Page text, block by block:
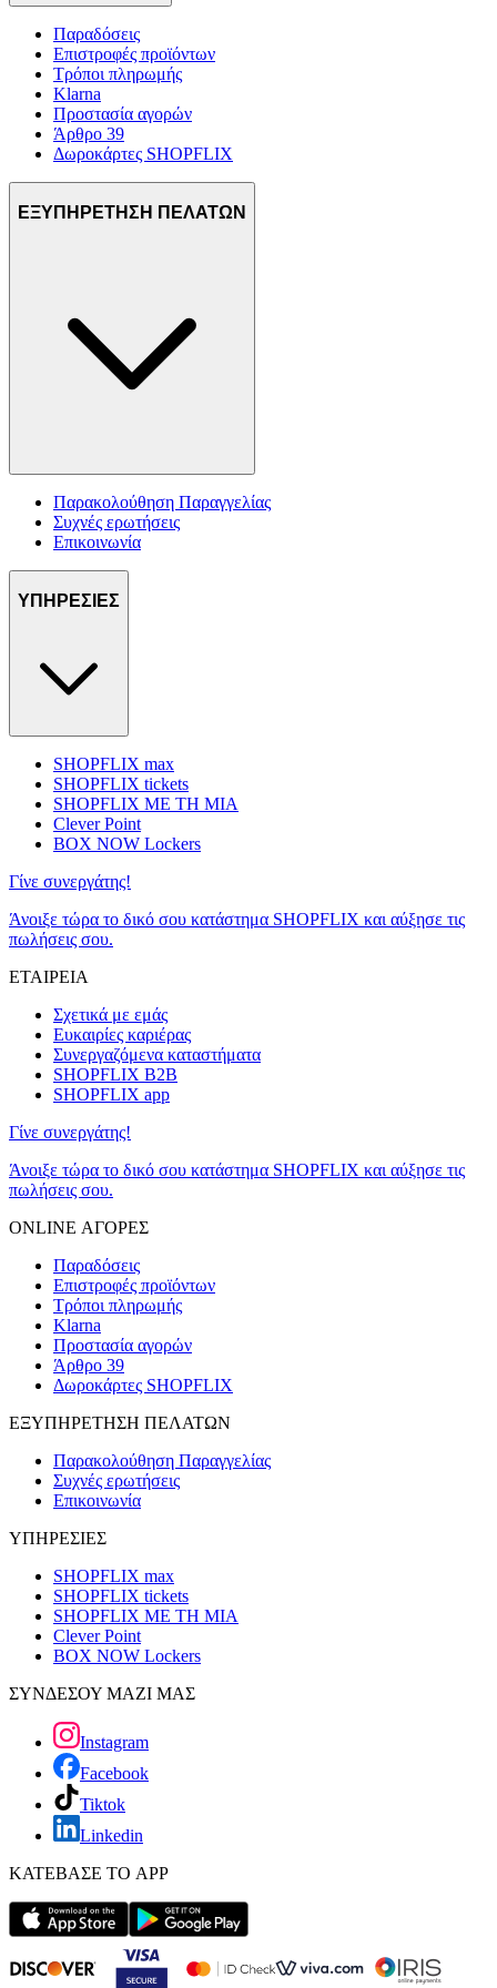
τοποθεσίας μας στους συνεργάτες μέσων κοινωνικής
δικτύωσης, διαφημίσεων και ανάλυσης.
Παραδόσεις
Επιστροφές προϊόντων
Τρόποι πληρωμής
Klarna
Προστασία αγορών
Άρθρο 39
Δωροκάρτες SHOPFLIX
ΕΞΥΠΗΡΕΤΗΣΗ ΠΕΛΑΤΩΝ
Παρακολούθηση Παραγγελίας
Συχνές ερωτήσεις
Επικοινωνία
ΥΠΗΡΕΣΙΕΣ
SHOPFLIX max
SHOPFLIX tickets
SHOPFLIX ΜΕ ΤΗ ΜΙΑ
Clever Point
BOX NOW Lockers
Γίνε συνεργάτης!
Άνοιξε τώρα το δικό σου κατάστημα SHOPFLIX και αύξησε τις
πωλήσεις σου.
ΕΤΑΙΡΕΙΑ
Σχετικά με εμάς
Ευκαιρίες καριέρας
Συνεργαζόμενα καταστήματα
SHOPFLIX B2B
SHOPFLIX app
Γίνε συνεργάτης!
Άνοιξε τώρα το δικό σου κατάστημα SHOPFLIX και αύξησε τις
πωλήσεις σου.
ONLINE ΑΓΟΡΕΣ
Παραδόσεις
Επιστροφές προϊόντων
Τρόποι πληρωμής
Klarna
Προστασία αγορών
Άρθρο 39
Δωροκάρτες SHOPFLIX
ΕΞΥΠΗΡΕΤΗΣΗ ΠΕΛΑΤΩΝ
Παρακολούθηση Παραγγελίας
Συχνές ερωτήσεις
Επικοινωνία
ΥΠΗΡΕΣΙΕΣ
SHOPFLIX max
SHOPFLIX tickets
SHOPFLIX ΜΕ ΤΗ ΜΙΑ
Clever Point
BOX NOW Lockers
ΣΥΝΔΕΣΟΥ ΜΑΖΙ ΜΑΣ
Instagram
Facebook
Tiktok
Linkedin
ΚΑΤΕΒΑΣΕ ΤΟ APP